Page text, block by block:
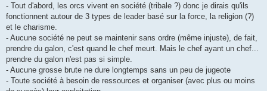
- Tout d'abord, les orcs vivent en société (tribale ?) donc je dirais qu'ils
fonctionnent autour de 3 types de leader basé sur la force, la religion (?)
et le charisme.
- Aucune société ne peut se maintenir sans ordre (même injuste), de fait,
prendre du galon, c'est quand le chef meurt. Mais le chef ayant un chef...
prendre du galon n'est pas si simple.
- Aucune grosse brute ne dure longtemps sans un peu de jugeote
- Toute société à besoin de ressources et organiser (avec plus ou moins